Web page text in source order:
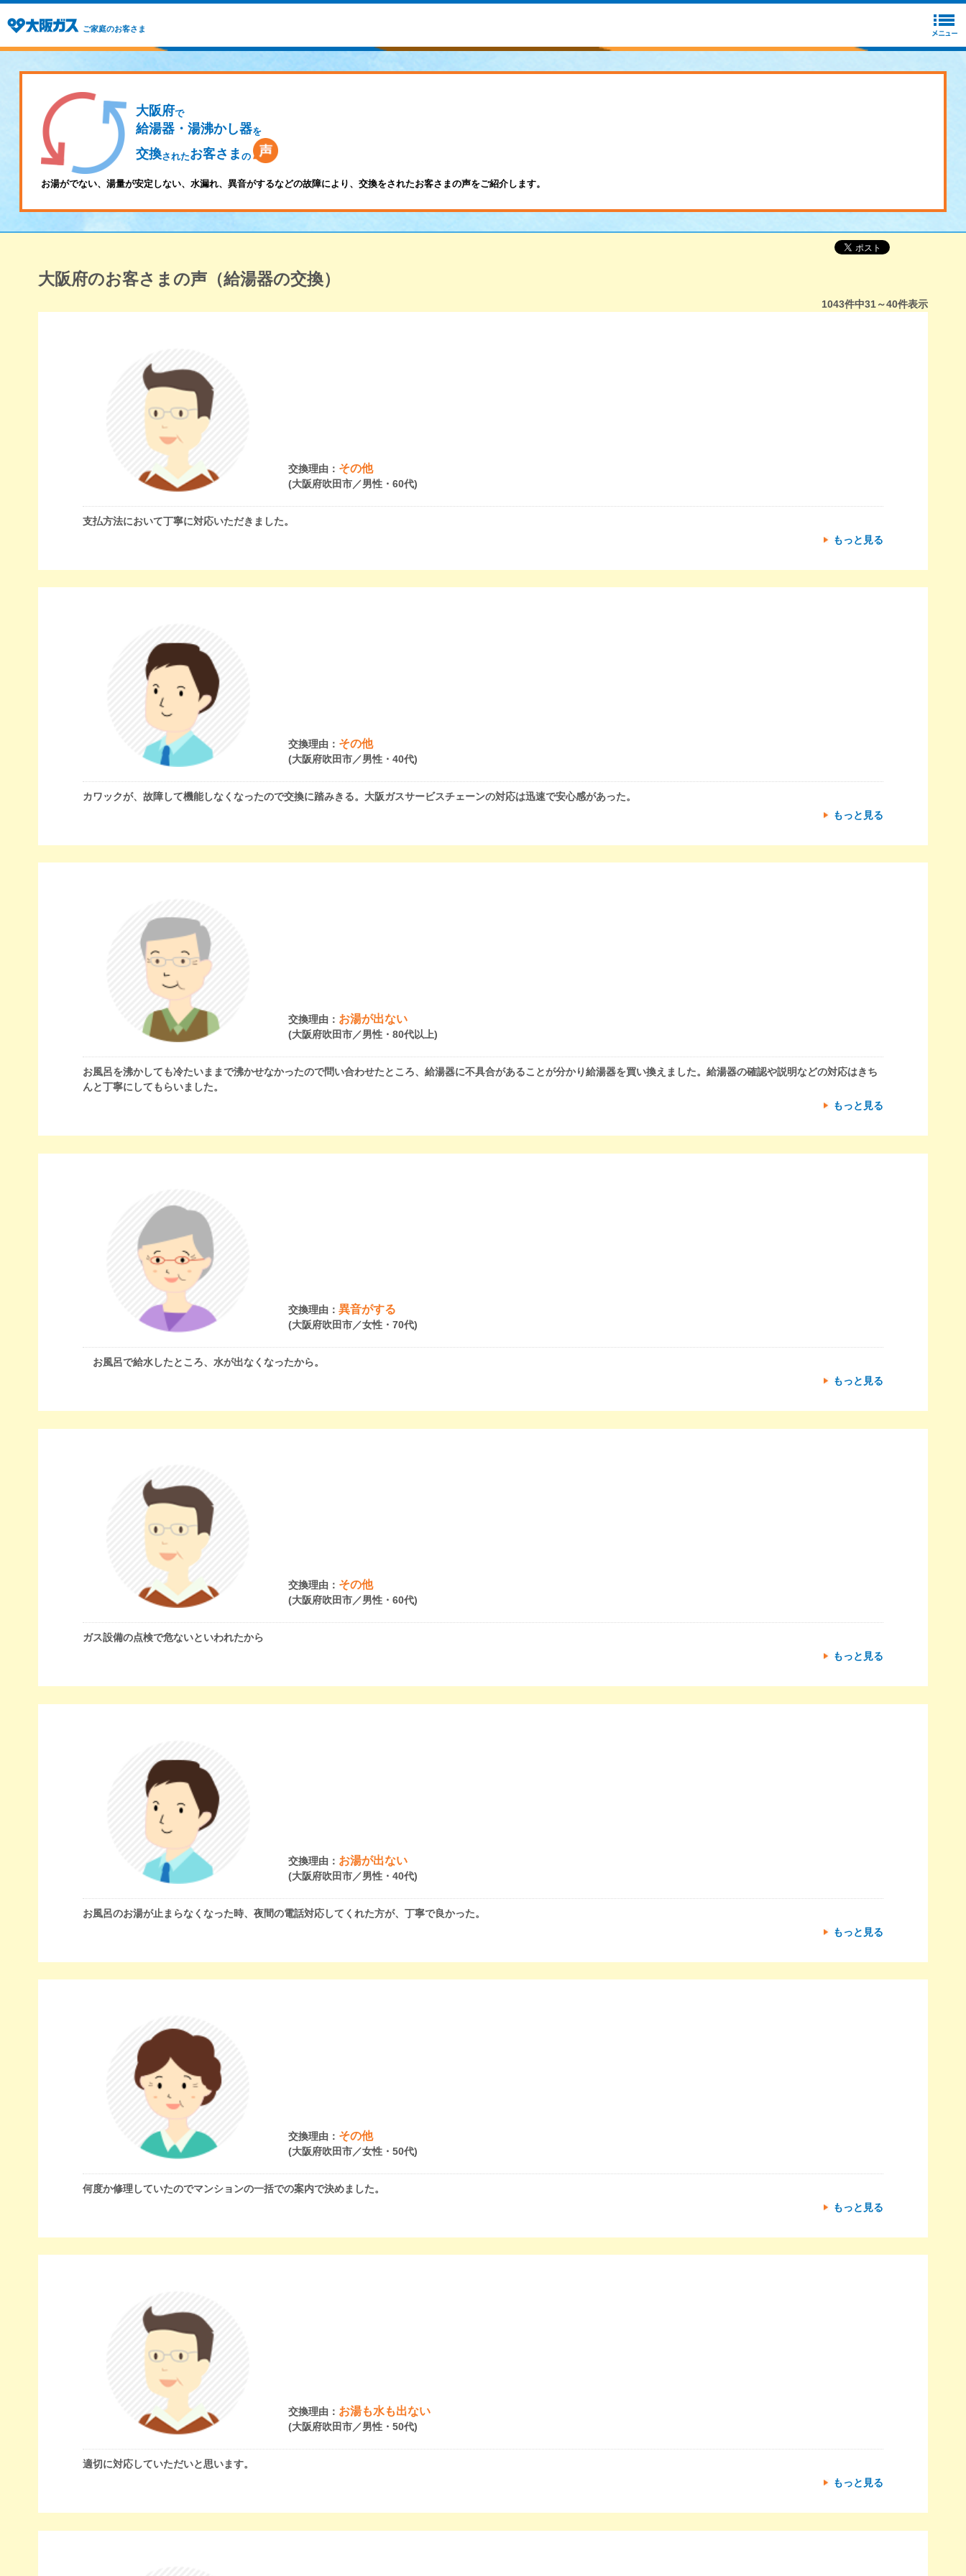
ご家庭のお客さま
大阪府で
給湯器・湯沸かし器を
交換されたお客さま の
お湯がでない、湯量が安定しない、水漏れ、異音がするなどの故障により、交換をされたお客さまの声をご紹介します。
大阪府のお客さまの声（給湯器の交換）
1043件中31～40件表示
交換理由： その他
(大阪府吹田市／男性・60代)
支払方法において丁寧に対応いただきました。
もっと見る
交換理由： その他
(大阪府吹田市／男性・40代)
カワックが、故障して機能しなくなったので交換に踏みきる。大阪ガスサービスチェーンの対応は迅速で安心感があった。
もっと見る
交換理由： お湯が出ない
(大阪府吹田市／男性・80代以上)
お風呂を沸かしても冷たいままで沸かせなかったので問い合わせたところ、給湯器に不具合があることが分かり給湯器を買い換えました。給湯器の確認や説明などの対応はきち
んと丁寧にしてもらいました。
もっと見る
交換理由：異音がする
(大阪府吹田市／女性・70代)
お風呂で給水したところ、水が出なくなったから。
もっと見る
交換理由： その他
(大阪府吹田市／男性・60代)
ガス設備の点検で危ないといわれたから
もっと見る
交換理由： お湯が出ない
(大阪府吹田市／男性・40代)
お風呂のお湯が止まらなくなった時、夜間の電話対応してくれた方が、丁寧で良かった。
もっと見る
交換理由： その他
(大阪府吹田市／女性・50代)
何度か修理していたのでマンションの一括での案内で決めました。
もっと見る
交換理由： お湯も水も出ない
(大阪府吹田市／男性・50代)
適切に対応していただいと思います。
もっと見る